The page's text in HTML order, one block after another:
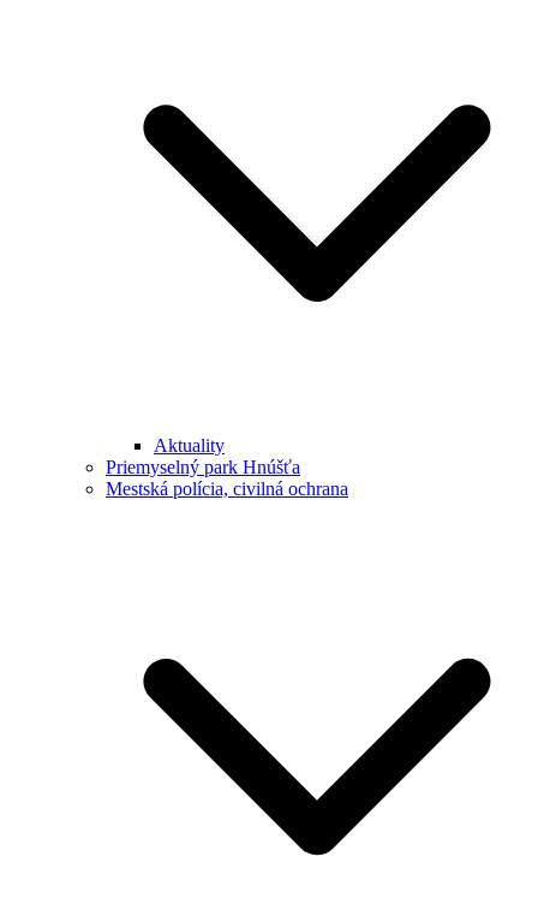
Aktuality
Priemyselný park Hnúšťa
Mestská polícia, civilná ochrana